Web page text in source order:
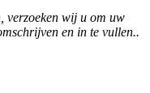
verzoeken wij u om uw
en in te vullen..